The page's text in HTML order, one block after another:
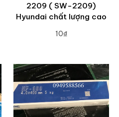
2209 ( SW-2209)
Hyundai chất lượng cao
10₫